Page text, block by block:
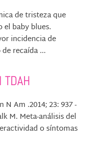
de tristeza que
baby blues.
incidencia de
recaída ...
N Am .2014; 23: 937 -
M. Meta-análisis del
o síntomas